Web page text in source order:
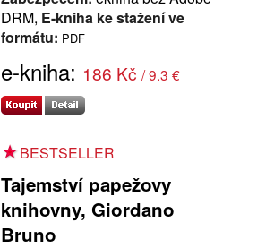
DRM, E-kniha ke stažení ve
formátu: PDF
e-kniha: 186 Kč / 9.3 €
BESTSELLER
Tajemství papežovy
knihovny, Giordano
Bruno